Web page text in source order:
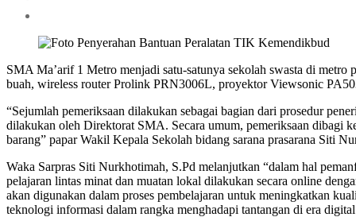
SMA Ma’arif 1 Metro menjadi satu-satunya sekolah swasta di
buah, wireless router Prolink PRN3006L, proyektor Viewsonic
“Sejumlah pemeriksaan dilakukan sebagai bagian dari prosedur
dilakukan oleh Direktorat SMA. Secara umum, pemeriksaan dibagi
barang” papar Wakil Kepala Sekolah bidang sarana prasarana Siti
Waka Sarpras Siti Nurkhotimah, S.Pd melanjutkan “dalam hal
pelajaran lintas minat dan muatan lokal dilakukan secara online
akan digunakan dalam proses pembelajaran untuk meningkatkan
teknologi informasi dalam rangka menghadapi tantangan di era